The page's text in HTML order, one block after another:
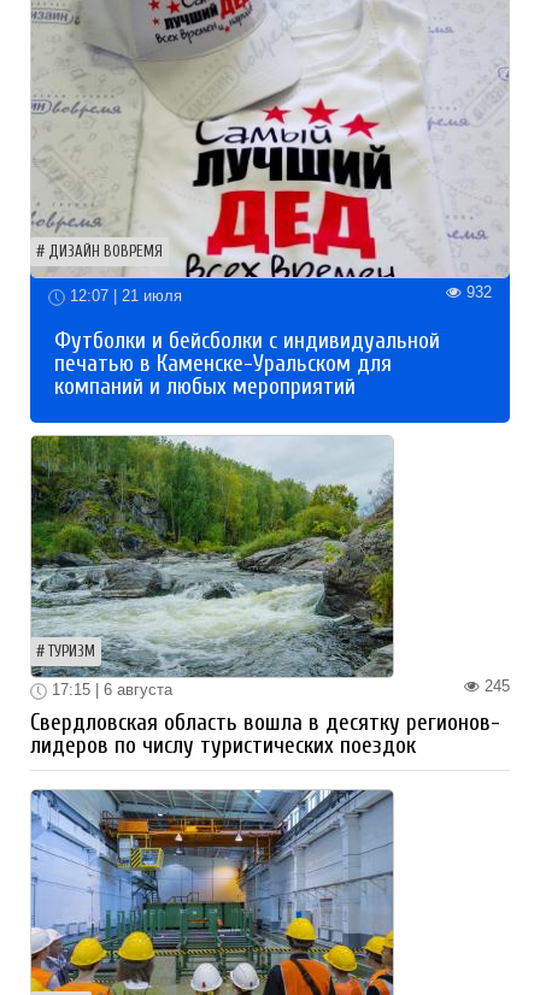
ДИЗАЙН ВОВРЕМЯ
12:07 | 21 июля 932
Футболки и бейсболки с индивидуальной
печатью в Каменске-Уральском для
компаний и любых мероприятий
ТУРИЗМ
245
17:15 | 6 августа
Свердловская область вошла в десятку регионов-
лидеров по числу туристических поездок